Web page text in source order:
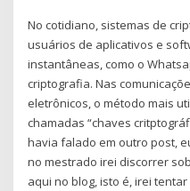
No cotidiano, sistemas de
usuários de aplicativos e
instantâneas, como o
criptografia. Nas
eletrônicos, o método mais
chamadas “chaves
havia falado em outro post,
no mestrado irei discorrer
aqui no blog, isto é, irei